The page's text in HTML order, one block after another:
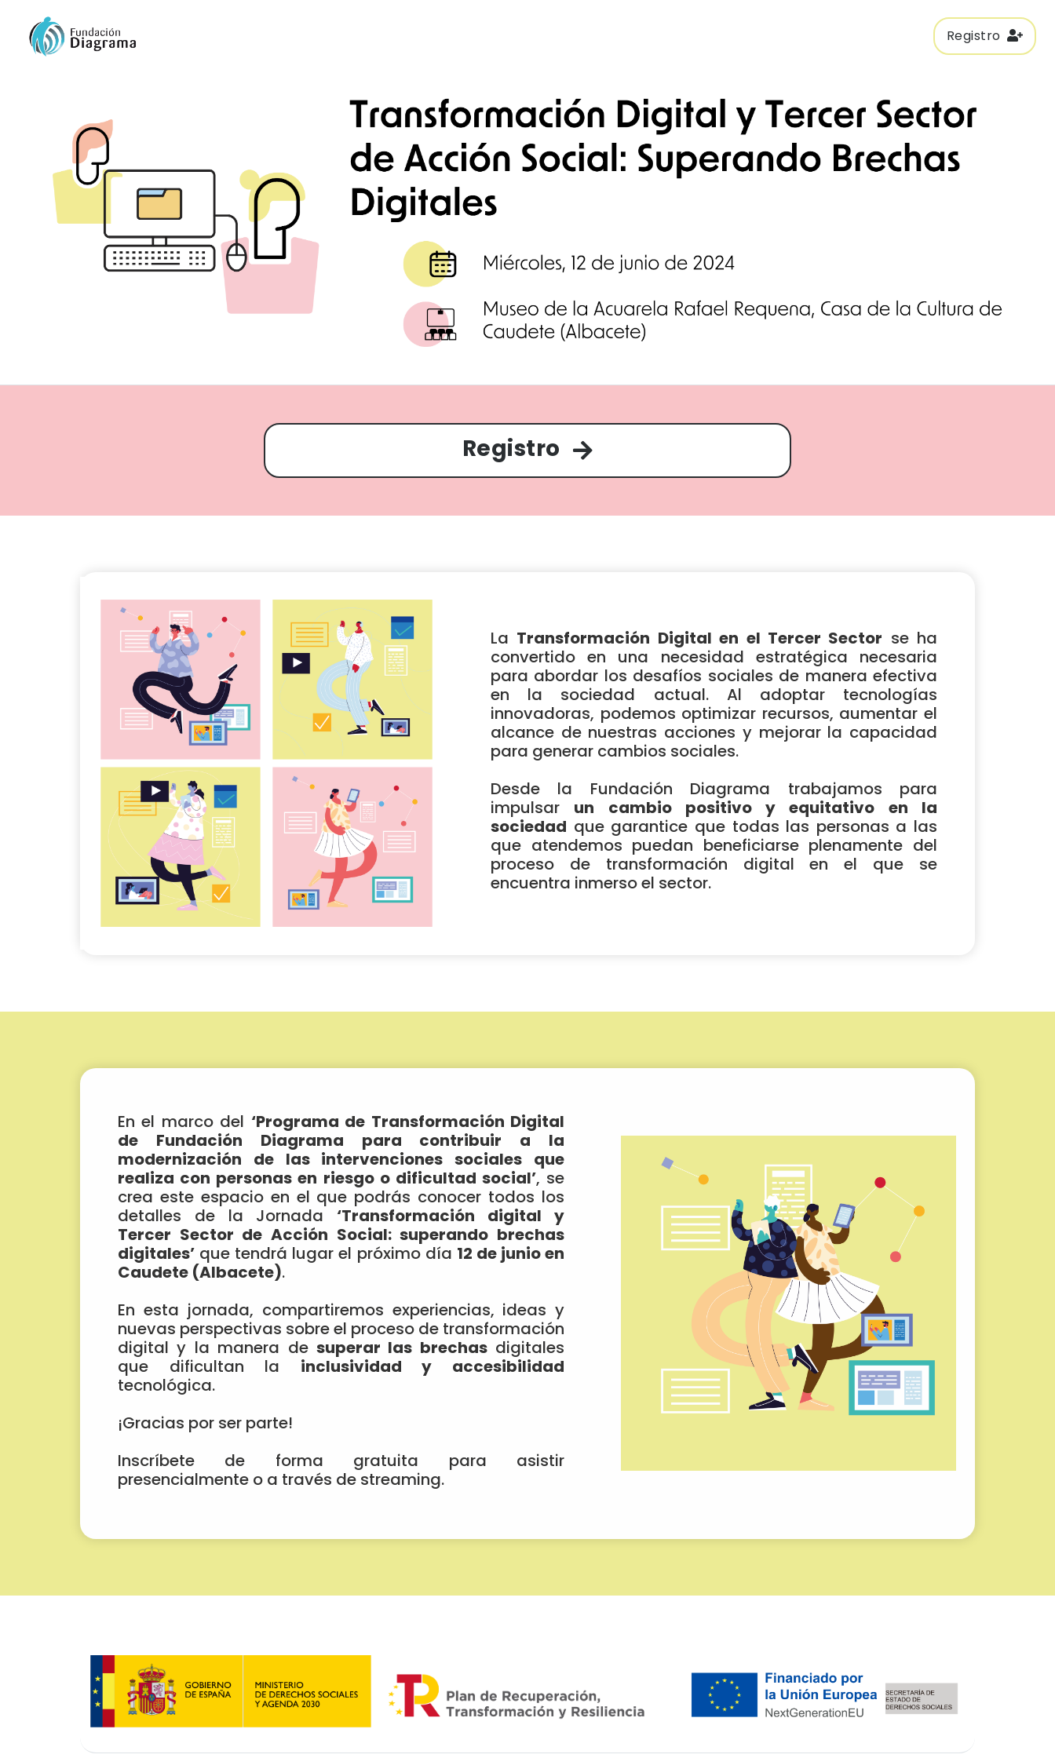
Registro
Registro
La Transformación Digital en el Tercer Sector se ha
convertido en una necesidad estratégica necesaria
para abordar los desafíos sociales de manera efectiva
en la sociedad actual. Al adoptar tecnologías
innovadoras, podemos optimizar recursos, aumentar el
alcance de nuestras acciones y mejorar la capacidad
para generar cambios sociales.
Desde la Fundación Diagrama trabajamos para
impulsar un cambio positivo y equitativo en la
sociedad que garantice que todas las personas a las
que atendemos puedan beneficiarse plenamente del
proceso de transformación digital en el que se
encuentra inmerso el sector.
En el marco del ‘Programa de Transformación Digital
de Fundación Diagrama para contribuir a la
modernización de las intervenciones sociales que
realiza con personas en riesgo o dificultad social’, se
crea este espacio en el que podrás conocer todos los
detalles de la Jornada ‘Transformación digital y
Tercer Sector de Acción Social: superando brechas
digitales’ que tendrá lugar el próximo día 12 de junio en
Caudete (Albacete).
En esta jornada, compartiremos experiencias, ideas y
nuevas perspectivas sobre el proceso de transformación
digital y la manera de superar las brechasdigitales
que dificultan la inclusividad y accesibilidad
tecnológica.
¡Gracias por ser parte!
Inscríbete de forma gratuita para asistir
presencialmente o a través de streaming.